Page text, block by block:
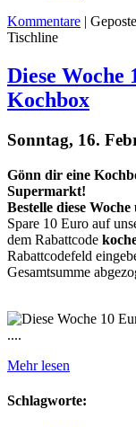
Kommentare |
Tischline
Diese Woche
Kochbox
Sonntag, 16.
Gönn dir eine
Supermarkt!
Bestelle diese
Spare 10 Euro auf
dem Rabattcode
Rabattcodefeld
Gesamtsumme
....
Mehr lesen
Schlagworte: